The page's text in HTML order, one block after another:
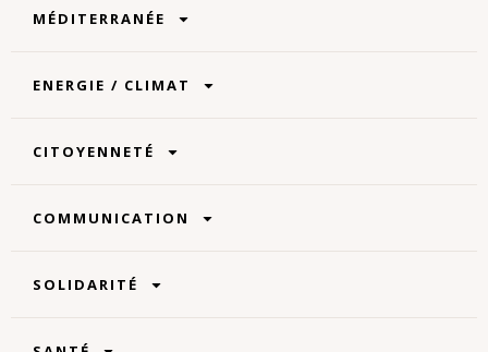
MÉDITERRANÉE
ENERGIE / CLIMAT
CITOYENNETÉ
COMMUNICATION
SOLIDARITÉ